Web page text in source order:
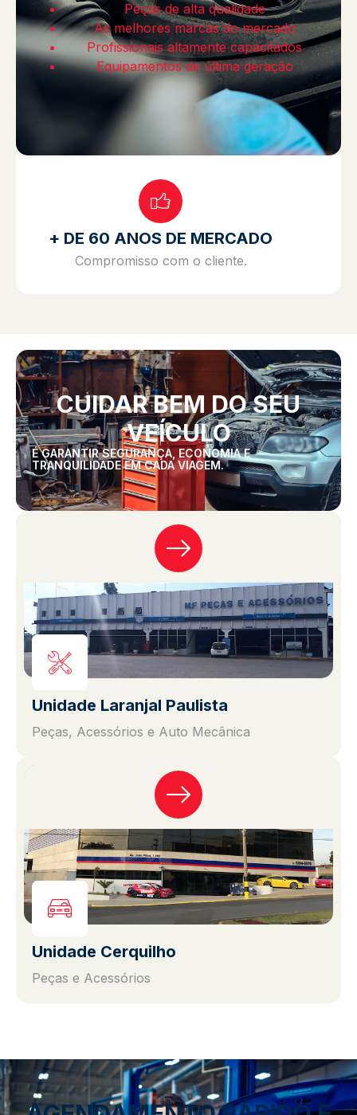
Peças de alta qualidade
As melhores marcas do mercado
Profissionais altamente capacitados
Equipamentos de última geração
+ DE 60 ANOS DE MERCADO
Compromisso com o cliente.
CUIDAR BEM DO SEU
VEÍCULO
É GARANTIR SEGURANÇA, ECONOMIA E
TRANQUILIDADE EM CADA VIAGEM.
Unidade Laranjal Paulista
Peças, Acessórios e Auto Mecânica
Unidade Cerquilho
Peças e Acessórios